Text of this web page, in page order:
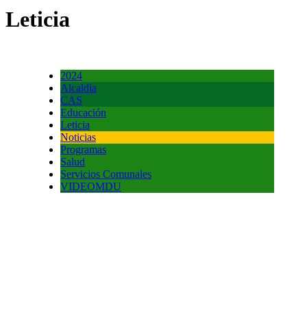
Leticia
2024
Alcaldía
CAS
Educación
Leticia
Noticias
Programas
Salud
Servicios Comunales
VIDEOMDU